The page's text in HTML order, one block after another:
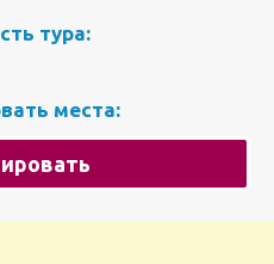
тура:
места: